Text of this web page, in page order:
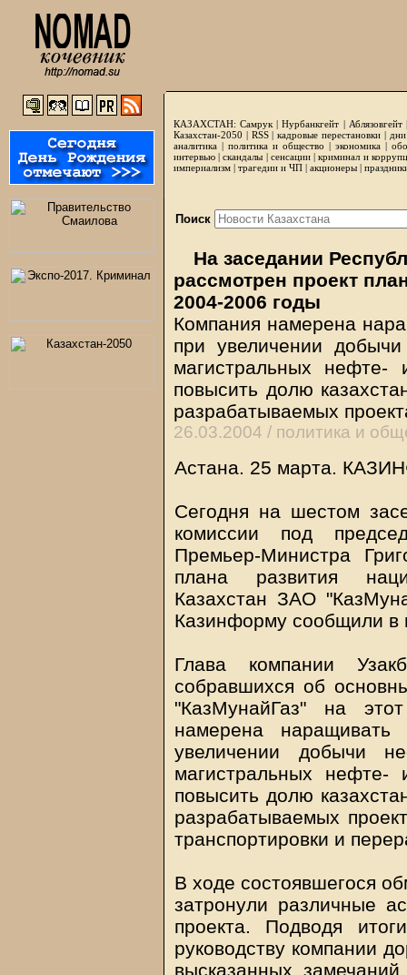
КАЗАХСТАН: Самрук |Нурбанкгейт | Аблязовгейт
Казахстан-2050 | RSS|кадровые перестановки|
аналитика | политика и общество | экономика |
интервью |скандалы | сенсации|криминал и
империализм | трагедии и ЧП | акционеры |
Поиск
На заседании
рассмотрен проект
2004-2006 годы
Компания намерена
при увеличении
магистральных нефте-
повысить долю
разрабатываемых
26.03.2004 / политика и
Астана. 25 марта.
Сегодня на шестом
комиссии под
Премьер-Министра
плана развития
Казахстан ЗАО
Казинформу сообщили в
Глава компании
собравшихся об
"КазМунайГаз" на
намерена
увеличении добычи
магистральных нефте-
повысить долю
разрабатываемых
транспортировки и
В ходе состоявшегося
затронули различные
проекта. Подводя
руководству компании
высказанных